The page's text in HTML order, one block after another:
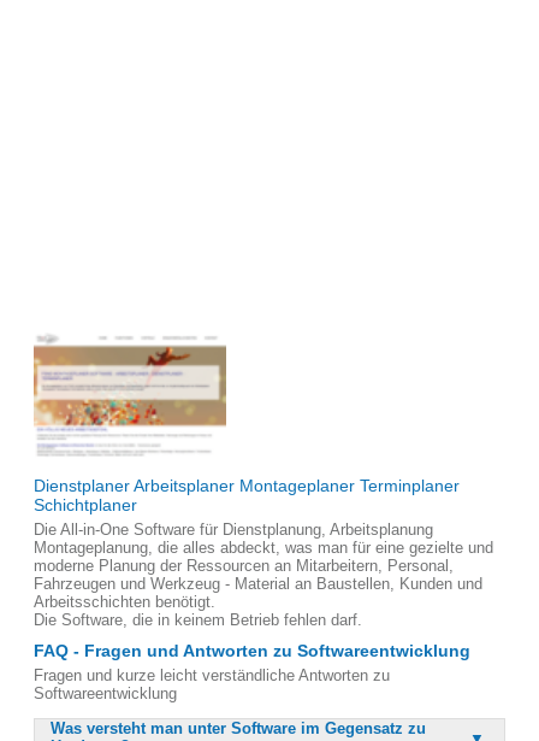
Dienstplaner Arbeitsplaner Montageplaner Terminplaner
Schichtplaner
Die All-in-One Software für Dienstplanung, Arbeitsplanung
Montageplanung, die alles abdeckt, was man für eine gezielte und
moderne Planung der Ressourcen an Mitarbeitern, Personal,
Fahrzeugen und Werkzeug - Material an Baustellen, Kunden und
Arbeitsschichten benötigt.
Die Software, die in keinem Betrieb fehlen darf.
FAQ - Fragen und Antworten zu Softwareentwicklung
Fragen und kurze leicht verständliche Antworten zu
Softwareentwicklung
Was versteht man unter Software im Gegensatz zu